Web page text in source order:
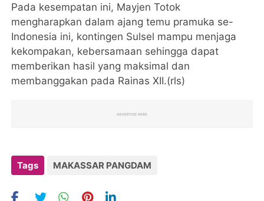
Pada kesempatan ini, Mayjen Totok
mengharapkan dalam ajang temu pramuka se-
Indonesia ini, kontingen Sulsel mampu menjaga
kekompakan, kebersamaan sehingga dapat
memberikan hasil yang maksimal dan
membanggakan pada Rainas XII.(rls)
Tags MAKASSAR PANGDAM